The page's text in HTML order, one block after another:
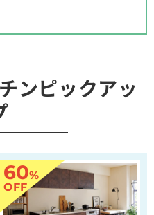
ンピックアッ
60%
OFF